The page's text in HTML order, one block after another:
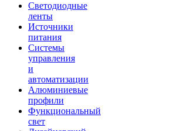
Светодиодные
ленты
Источники
питания
Системы
управления
и
автоматизации
Алюминиевые
профили
Функциональный
свет